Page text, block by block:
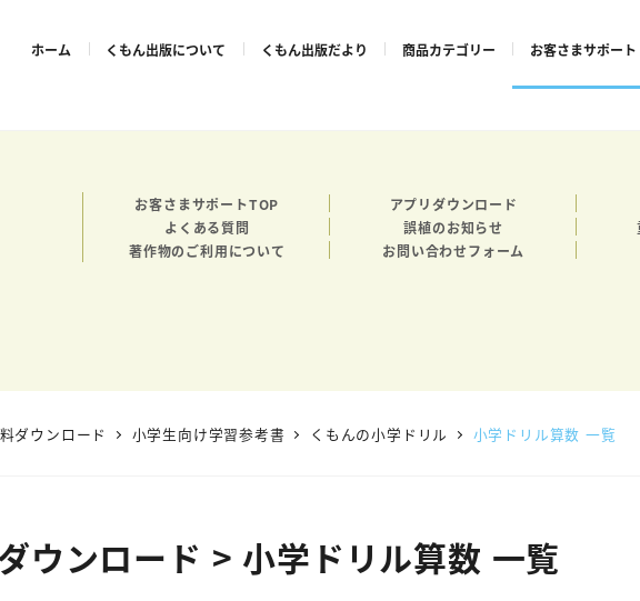
ホーム くもん出版について くもん出版だより 商品カテゴリー お客さまサポート
お客さまサポートTOP アプリダウンロード
よくある質問
誤植のお知らせ
著作物のご利用について
お問い合わせフォーム
ダウンロード 小学生向け学習参考書 くもんの小学ドリル 小学ドリル算数 一覧
ウンロード > 小学ドリル算数 一覧